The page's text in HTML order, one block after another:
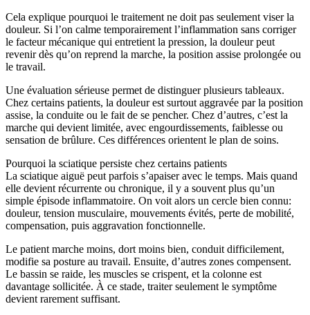
Cela explique pourquoi le traitement ne doit pas seulement viser la
douleur. Si l’on calme temporairement l’inflammation sans corriger
le facteur mécanique qui entretient la pression, la douleur peut
revenir dès qu’on reprend la marche, la position assise prolongée ou
le travail.
Une évaluation sérieuse permet de distinguer plusieurs tableaux.
Chez certains patients, la douleur est surtout aggravée par la position
assise, la conduite ou le fait de se pencher. Chez d’autres, c’est la
marche qui devient limitée, avec engourdissements, faiblesse ou
sensation de brûlure. Ces différences orientent le plan de soins.
Pourquoi la sciatique persiste chez certains patients
La sciatique aiguë peut parfois s’apaiser avec le temps. Mais quand
elle devient récurrente ou chronique, il y a souvent plus qu’un
simple épisode inflammatoire. On voit alors un cercle bien connu:
douleur, tension musculaire, mouvements évités, perte de mobilité,
compensation, puis aggravation fonctionnelle.
Le patient marche moins, dort moins bien, conduit difficilement,
modifie sa posture au travail. Ensuite, d’autres zones compensent.
Le bassin se raide, les muscles se crispent, et la colonne est
davantage sollicitée. À ce stade, traiter seulement le symptôme
devient rarement suffisant.